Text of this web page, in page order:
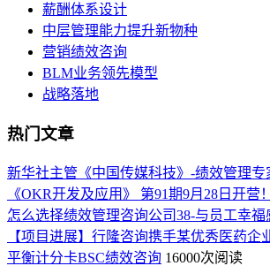
薪酬体系设计
中层管理能力提升新物种
营销绩效咨询
BLM业务领先模型
战略落地
热门文章
新华社主管《中国传媒科技》-绩效管理
《OKR开发及应用》 第91期9月28日开营！
怎么选择绩效管理咨询公司38-与员工幸
【项目进展】行隆咨询携手某优秀医药
平衡计分卡BSC绩效咨询 16000次阅读